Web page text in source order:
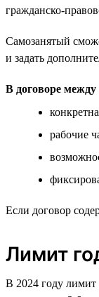
гражданско-
Самозанятый
и задать
В договоре
рабочие
Если договор
Лимит
В 2024 году лимит